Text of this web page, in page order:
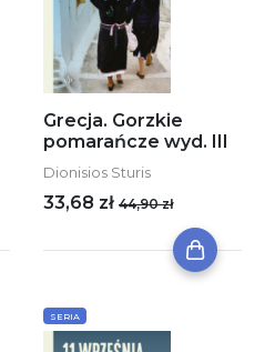
Grecja. Gorzkie
pomarańcze wyd. III
Dionisios Sturis
33,68 zł 44,90 zł
SERIA